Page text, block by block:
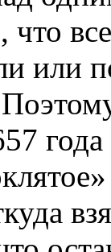
что
или